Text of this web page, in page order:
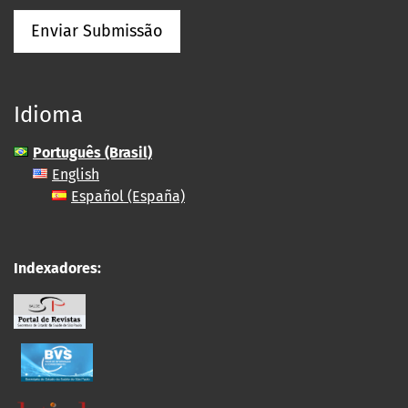
Enviar Submissão
Idioma
Português (Brasil)
English
Español (España)
Indexadores: